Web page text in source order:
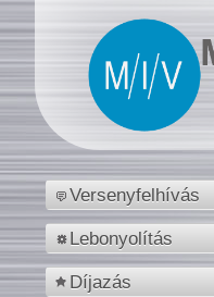
Versenyfelhívás
Lebonyolítás
Díjazás